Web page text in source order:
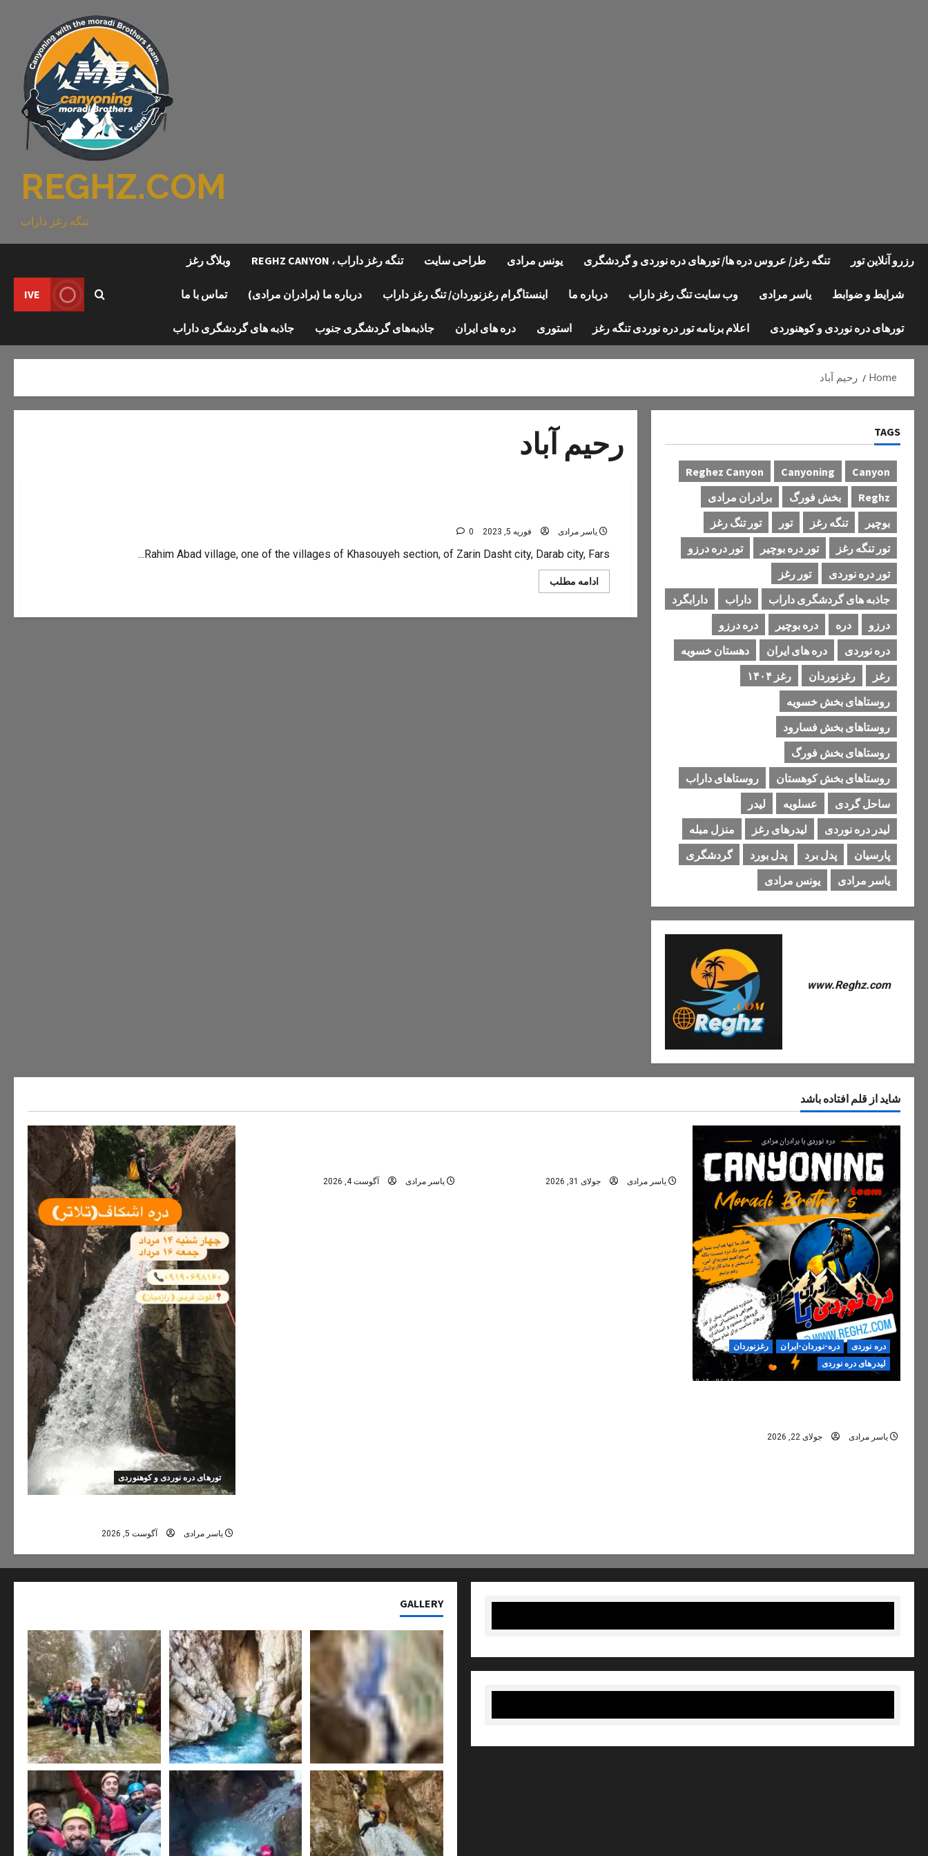
REGHZ.COM
تنگه رغز داراب
رزرو آنلاین تور تنگه رغز/ عروس دره ها/ تورهای دره نوردی و گردشگری یونس مرادی طراحی سایت تنگه رغز داراب ، REGHZ CANYON وبلاگ رغز
شرایط و ضوابط یاسر مرادی وب سایت تنگ رغز داراب درباره ما اینستاگرام رغزنوردان/ تنگ رغز داراب درباره ما (برادران مرادی) تماس با ما
تورهای دره نوردی و کوهنوردی اعلام برنامه تور دره نوردی تنگه رغز استوری دره های ایران جاذبه‌های گردشگری جنوب جاذبه های گردشگری داراب
IVE
Home رحیم آباد
رحیم آباد
یاسر مرادی فوریه 5, 2023 0
Rahim Abad village, one of the villages of Khasouyeh section, of Zarin Dasht city, Darab city, Fars...
ادامه مطلب
more
آباد
TAGS
Canyon
Canyoning
Reghez Canyon
Reghz
بخش فورگ
برادران مرادی
بوچیر
تنگه رغز تور
تور تنگ رغز
تور تنگه رغز
تور دره بوچیر
تور دره درزو
تور دره نوردی
تور رغز
جاذبه های گردشگری داراب
داراب
دارابگرد
درزو
دره دره بوچیر
دره درزو
دره نوردی
دره های ایران
دهستان خسویه
رغز
رغزنوردان
رغز ۱۴۰۴
روستاهای بخش خسویه
روستاهای بخش فسارود
روستاهای بخش فورگ
روستاهای بخش کوهستان
روستاهای داراب
ساحل گردی
عسلویه
لیدر
لیدر دره نوردی
لیدرهای رغز
منزل مبله
پارسیان
پدل برد پدل بورد
گردشگری
یاسر مرادی
یونس مرادی
www.Reghz.com
شاید از قلم افتاده باشد
تورهای دره نوردی و کوهنوردی
یاسر مرادی آگوست 5, 2026
یاسر مرادی آگوست 4, 2026 یاسر مرادی جولای 31, 2026
دره نوردی دره-نوردان-ایران
رغزنوردان
لیدرهای دره نوردی
یاسر مرادی جولای 22, 2026
GALLERY